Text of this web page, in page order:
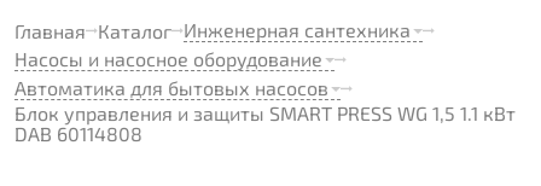
Главная Каталог Инженерная сантехника
Насосы и насосное оборудование
Автоматика для бытовых насосов
Блок управления и защиты SMART PRESS WG 1,5 1.1 кВт
DAB 60114808